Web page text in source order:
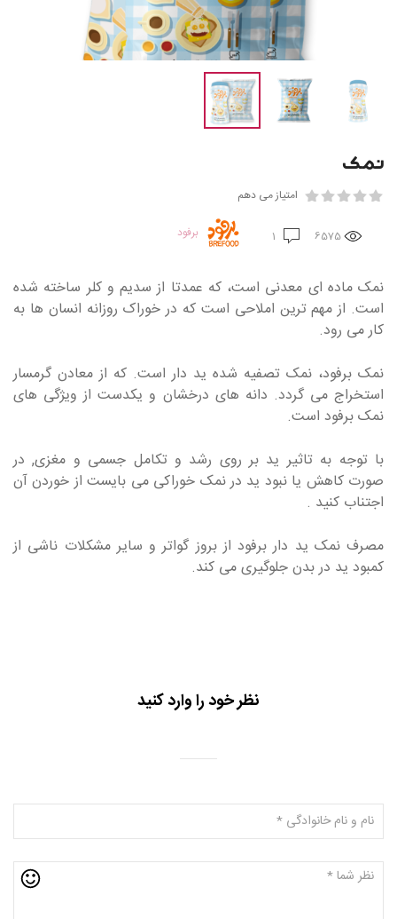
نمک
امتیاز می دهم
برفود
نمک ماده ای معدنی است، که عمدتا از سدیم و کلر ساخته شده
است. از مهم ترین املاحی است که در خوراک روزانه انسان ها به
کار می رود.
نمک برفود، نمک تصفیه شده ید دار است. که از معادن گرمسار
استخراج می گردد. دانه های درخشان و یکدست از ویژگی های
نمک برفود است.
با توجه به تاثیر ید بر روی رشد و تکامل جسمی و مغزی, در
صورت کاهش یا نبود ید در نمک خوراکی می بایست از خوردن آن
اجتناب کنید .
مصرف نمک ید دار برفود از بروز گواتر و سایر مشکلات ناشی از
کمبود ید در بدن جلوگیری می کند.
نظر خود را وارد کنید